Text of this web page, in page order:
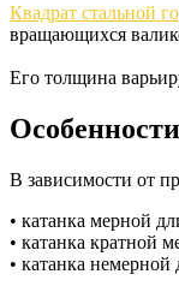
Квадрат стальной
вращающихся
Его толщина
В зависимости от
• катанка мерной
• катанка кратной
• катанка